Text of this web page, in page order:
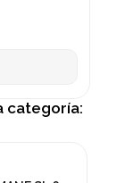
categoría: